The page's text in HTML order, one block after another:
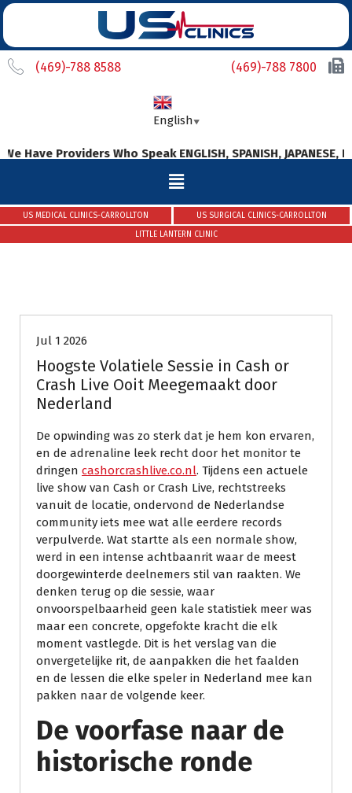
(469)-788 8588 (469)-788 7800
English▼
Providers Who Speak ENGLISH, SPANISH, JAPANESE,
US MEDICAL CLINICS-CARROLLTON
US SURGICAL CLINICS-CARROLLTON
LITTLE LANTERN CLINIC
Jul 1 2026
Hoogste Volatiele Sessie in Cash or
Crash Live Ooit Meegemaakt door
Nederland
De opwinding was zo sterk dat je hem kon ervaren,
en de adrenaline leek recht door het monitor te
dringen cashorcrashlive.co.nl. Tijdens een actuele
live show van Cash or Crash Live, rechtstreeks
vanuit de locatie, ondervond de Nederlandse
community iets mee wat alle eerdere records
verpulverde. Wat startte als een normale show,
werd in een intense achtbaanrit waar de meest
doorgewinterde deelnemers stil van raakten. We
denken terug op die sessie, waar
onvoorspelbaarheid geen kale statistiek meer was
maar een concrete, opgefokte kracht die elk
moment vastlegde. Dit is het verslag van die
onvergetelijke rit, de aanpakken die het faalden
en de lessen die elke speler in Nederland mee kan
pakken naar de volgende keer.
De voorfase naar de
historische ronde